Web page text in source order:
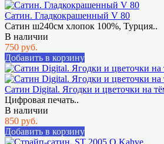
Сатин. Гладкокрашенный V 80
Сатин ш240см хлопок 100%, Турция..
В наличии
750 руб.
Добавить в корзину
Сатин Digital. Ягодки и цветочки на
Цифровая печать..
В наличии
850 руб.
Добавить в корзину